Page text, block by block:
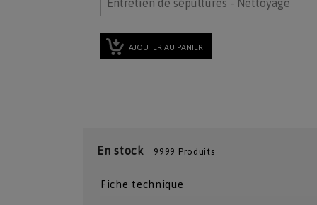
AJOUTER AU PANIER
En stock 9999 Produits
Fiche technique